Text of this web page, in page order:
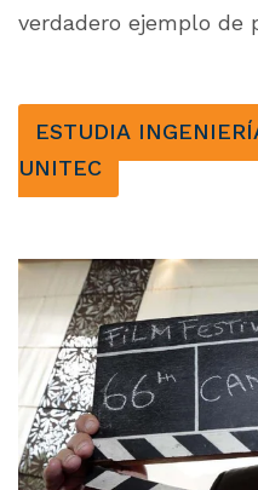
verdadero ejemplo de
ESTUDIA
UNITEC